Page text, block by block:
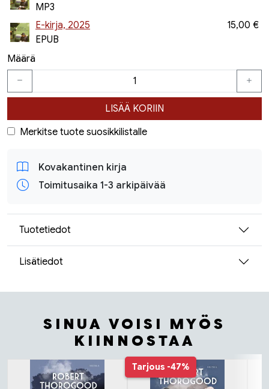
MP3
E-kirja, 2025
EPUB
15,00 €
Määrä
LISÄÄ KORIIN
Merkitse tuote suosikkilistalle
Kovakantinen kirja
Toimitusaika 1-3 arkipäivää
Tuotetiedot
Lisätiedot
SINUA VOISI MYÖS
KIINNOSTAA
Tuoteluettelon alku Tarjous -47%